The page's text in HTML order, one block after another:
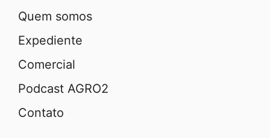
Quem somos
Expediente
Comercial
Podcast AGRO2
Contato